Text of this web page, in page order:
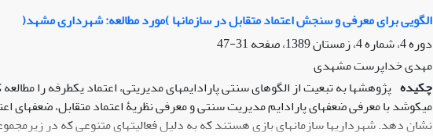
الگویی برای معرفی و سنجش اعتماد متقابل در سازمانها )مورد مطالعه: شهرداری مشهد(
دوره 4، شماره 4، زمستان 1389، صفحه
31-47
مهدی خداپرست مشهدی
چکیده پژوهشها به تبعیت از الگوهای سنتی پارادایمهای مدیریتی، اعتماد یکطرفه را
میکوشد با معرفی ضعفهای پارادایم مدیریت سنتی و معرفی نظریۀ اعتماد متقابل، ضعفهای
نشان دهد. شهرداریها سازمانهای بازی هستند که به دلیل فعالیتهای متنوعی که در